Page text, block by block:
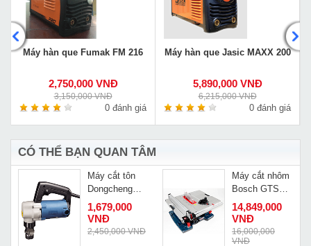
Máy hàn que Fumak FM 216
2,750,000 VNĐ
3,150,000 VNĐ
0 đánh giá
Máy hàn que Jasic MAXX 200
5,890,000 VNĐ
6,215,000 VNĐ
0 đánh giá
CÓ THỂ BẠN QUAN TÂM
Máy cắt tôn
Dongcheng
DJH32
1,679,000
VNĐ
2,450,000 VNĐ
Máy cắt nhôm
Bosch GTS
10XC
14,849,000
VNĐ
16,000,000
VNĐ